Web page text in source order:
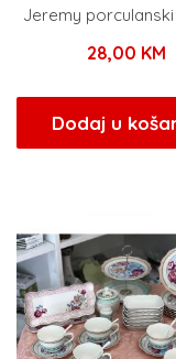
Jeremy
28,00 KM
Dodaj u